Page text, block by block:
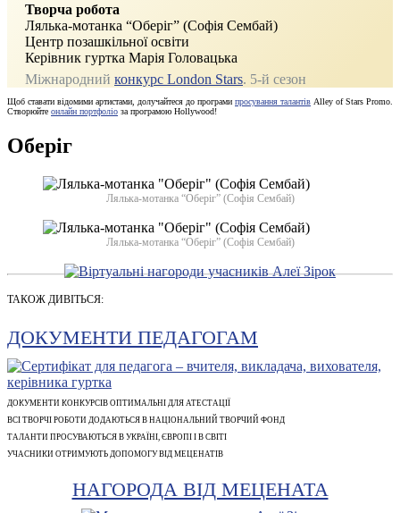
Творча робота
Лялька-мотанка “Оберіг” (Софія Сембай)
Центр позашкільної освіти
Керівник гуртка Марія Головацька
Міжнародний конкурс London Stars. 5-й сезон
Щоб ставати відомими артистами, долучайтеся до програми просування талантів Alley of Stars Promo.
Створюйте онлайн портфоліо за програмою Hollywood!
Оберіг
Лялька-мотанка “Оберіг” (Софія Сембай)
Лялька-мотанка “Оберіг” (Софія Сембай)
ТАКОЖ ДИВІТЬСЯ:
ДОКУМЕНТИ ПЕДАГОГАМ
ДОКУМЕНТИ КОНКУРСІВ ОПТИМАЛЬНІ ДЛЯ АТЕСТАЦІЇ
ВСІ ТВОРЧІ РОБОТИ ДОДАЮТЬСЯ В НАЦІОНАЛЬНИЙ ТВОРЧИЙ ФОНД
ТАЛАНТИ ПРОСУВАЮТЬСЯ В УКРАЇНІ, ЄВРОПІ І В СВІТІ
УЧАСНИКИ ОТРИМУЮТЬ ДОПОМОГУ ВІД МЕЦЕНАТІВ
НАГОРОДА ВІД МЕЦЕНАТА